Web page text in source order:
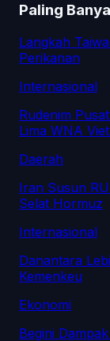
Paling
Langkah
Perikanan
Internasional
Rudenim
Lima WNA
Daerah
Iran Susun
Selat Hormuz
Internasional
Danantara
Kemenkeu
Ekonomi
Begini